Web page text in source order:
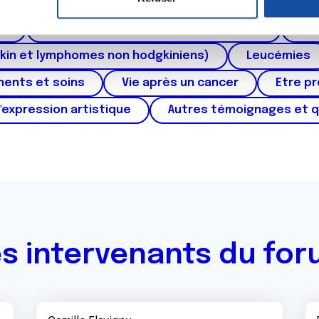
de publicité et d'analyse, qui peuvent combiner celles-ci
ont collectées lors de votre utilisation de leurs services.
et lymphomes non hodgkiniens) Leucémies
et soins Vie après un cancer Etre
artistique Autres témoignages et
intervenants du